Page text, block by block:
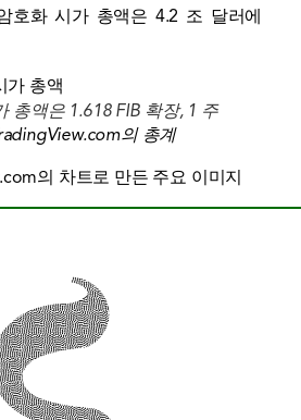
호화 시가 총액은 4.2 조 달러에
총액은 1.618 FIB 확장, 1 주
의 총계
의 차트로 만든 주요 이미지